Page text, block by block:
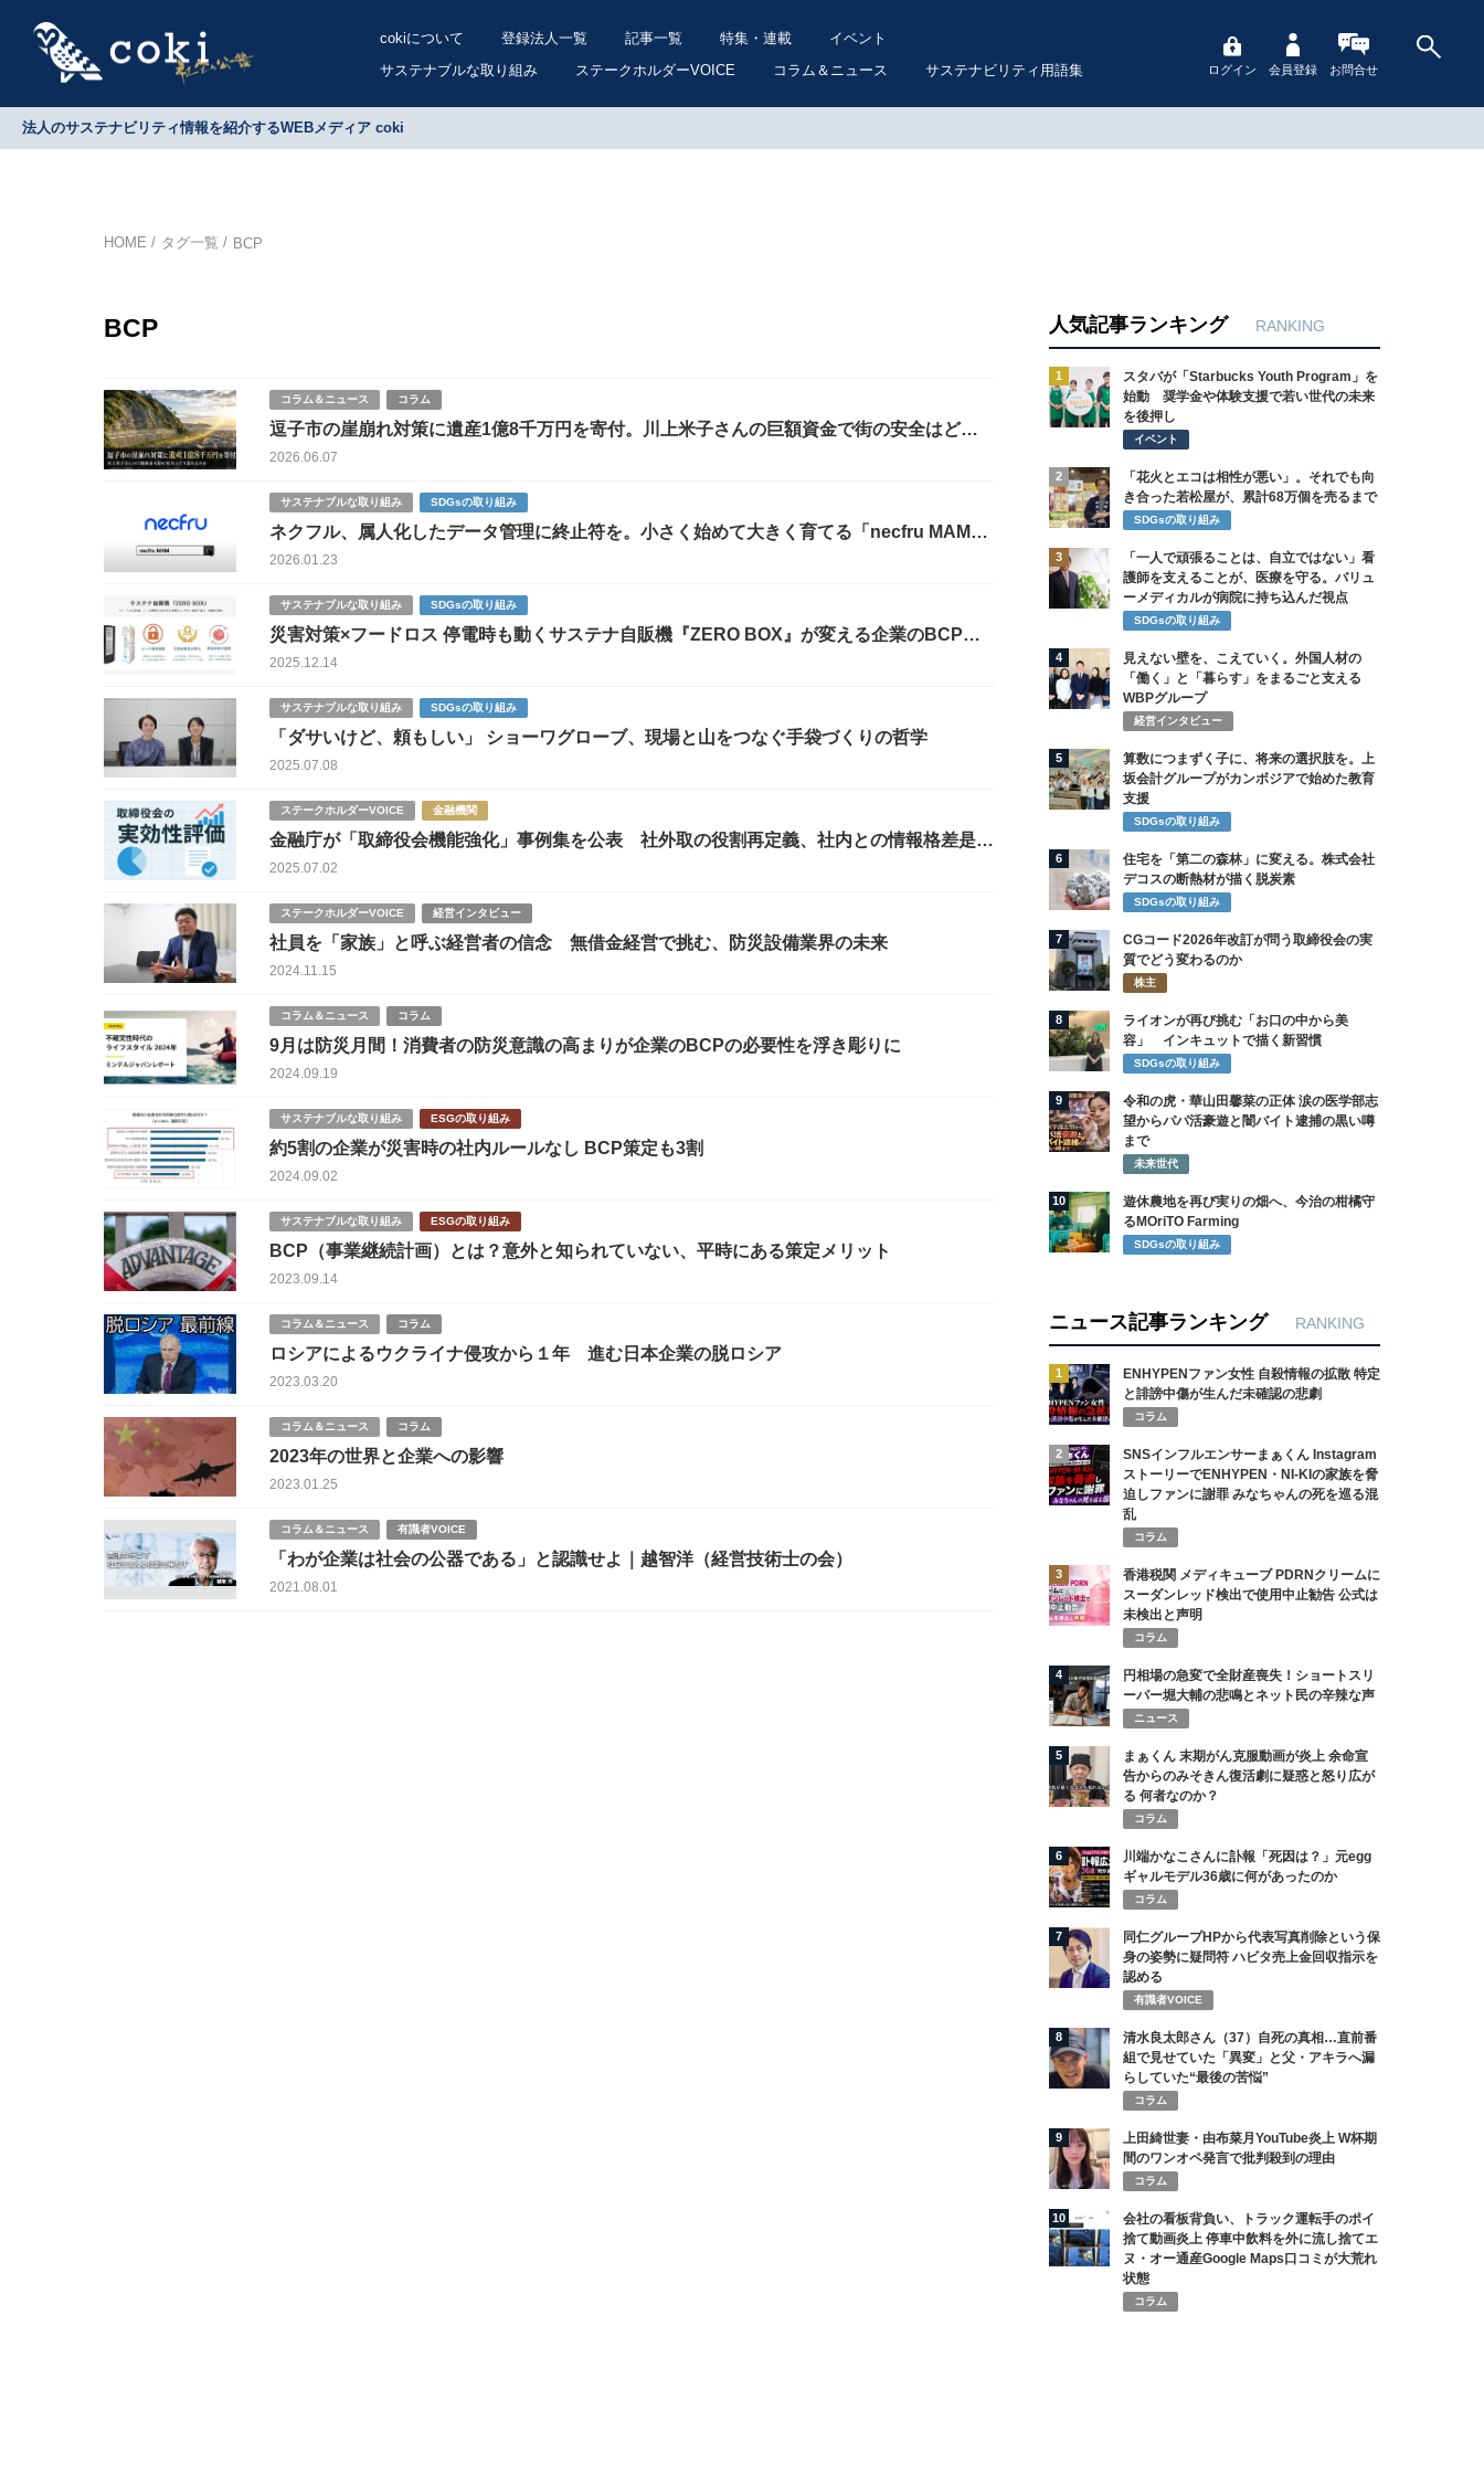
cokiについて 登録法人一覧 記事一覧 特集・連載
イベント
サステナブルな取り組み
ステークホルダーVOICE コラム＆ニュース サステナビリティ用語集 ログイン 会員登録 お問合せ
法人のサステナビリティ情報を紹介するWEBメディア coki
HOME タグ一覧 BCP
BCP
コラム＆ニュース コラム
逗子市の崖崩れ対策に遺産1億8千万円を寄付。川上米子さんの巨額資金で街の安全はどう
変わるのか
2026.06.07
サステナブルな取り組み SDGsの取り組み
ネクフル、属人化したデータ管理に終止符を。小さく始めて大きく育てる「necfru MAM」
の実力
2026.01.23
サステナブルな取り組み SDGsの取り組み
災害対策×フードロス 停電時も動くサステナ自販機『ZERO BOX』が変える企業のBCPと
地域レジリエンス戦略
2025.12.14
サステナブルな取り組み SDGsの取り組み
「ダサいけど、頼もしい」 ショーワグローブ、現場と山をつなぐ手袋づくりの哲学
2025.07.08
ステークホルダーVOICE 金融機関
金融庁が「取締役会機能強化」事例集を公表 社外取の役割再定義、社内との情報格差是正
も
2025.07.02
ステークホルダーVOICE 経営インタビュー
社員を「家族」と呼ぶ経営者の信念 無借金経営で挑む、防災設備業界の未来
2024.11.15
コラム＆ニュース コラム
9月は防災月間！消費者の防災意識の高まりが企業のBCPの必要性を浮き彫りに
2024.09.19
サステナブルな取り組み ESGの取り組み
約5割の企業が災害時の社内ルールなし BCP策定も3割
2024.09.02
サステナブルな取り組み ESGの取り組み
BCP（事業継続計画）とは？意外と知られていない、平時にある策定メリット
2023.09.14
コラム＆ニュース コラム
ロシアによるウクライナ侵攻から１年 進む日本企業の脱ロシア
2023.03.20
コラム＆ニュース コラム
2023年の世界と企業への影響
2023.01.25
コラム＆ニュース 有識者VOICE
「わが企業は社会の公器である」と認識せよ｜越智洋（経営技術士の会）
2021.08.01
人気記事ランキング RANKING
1
スタバが「Starbucks Youth Program」を
始動 奨学金や体験支援で若い世代の未来
を後押し
イベント
2
「花火とエコは相性が悪い」。それでも向
き合った若松屋が、累計68万個を売るまで
SDGsの取り組み
3
「一人で頑張ることは、自立ではない」看
護師を支えることが、医療を守る。バリュ
ーメディカルが病院に持ち込んだ視点
SDGsの取り組み
4
見えない壁を、こえていく。外国人材の
「働く」と「暮らす」をまるごと支える
WBPグループ
経営インタビュー
5
算数につまずく子に、将来の選択肢を。上
坂会計グループがカンボジアで始めた教育
支援
SDGsの取り組み
6
住宅を「第二の森林」に変える。株式会社
デコスの断熱材が描く脱炭素
SDGsの取り組み
7
CGコード2026年改訂が問う取締役会の実
質でどう変わるのか
株主
8
ライオンが再び挑む「お口の中から美
容」 インキュットで描く新習慣
SDGsの取り組み
9
令和の虎・華山田馨菜の正体 涙の医学部志
望からパパ活豪遊と闇バイト逮捕の黒い噂
まで
未来世代
10
遊休農地を再び実りの畑へ、今治の柑橘守
るMOriTO Farming
SDGsの取り組み
ニュース記事ランキング RANKING
1
ENHYPENファン女性 自殺情報の拡散 特定
と誹謗中傷が生んだ未確認の悲劇
コラム
2
SNSインフルエンサーまぁくん Instagram
ストーリーでENHYPEN・NI-KIの家族を脅
迫しファンに謝罪 みなちゃんの死を巡る混
乱
コラム
3
香港税関 メディキューブ PDRNクリームに
スーダンレッド検出で使用中止勧告 公式は
未検出と声明
コラム
4
円相場の急変で全財産喪失！ショートスリ
ーパー堀大輔の悲鳴とネット民の辛辣な声
ニュース
5
まぁくん 末期がん克服動画が炎上 余命宣
告からのみそきん復活劇に疑惑と怒り広が
る 何者なのか？
コラム
6
川端かなこさんに訃報「死因は？」元egg
ギャルモデル36歳に何があったのか
コラム
7
同仁グループHPから代表写真削除という保
身の姿勢に疑問符 ハビタ売上金回収指示を
認める
有識者VOICE
8
清水良太郎さん（37）自死の真相…直前番
組で見せていた「異変」と父・アキラへ漏
らしていた“最後の苦悩”
コラム
9
上田綺世妻・由布菜月YouTube炎上 W杯期
間のワンオペ発言で批判殺到の理由
コラム
10
会社の看板背負い、トラック運転手のポイ
捨て動画炎上 停車中飲料を外に流し捨てエ
ヌ・オー通産Google Maps口コミが大荒れ
状態
コラム